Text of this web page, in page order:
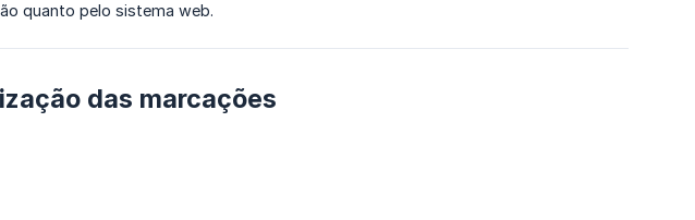
quanto pelo sistema web.
das marcações